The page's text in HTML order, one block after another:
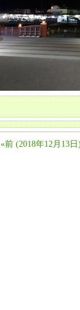
«前 (2018年12月13日)